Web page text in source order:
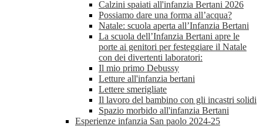
Calzini spaiati all'infanzia Bertani 2026
Possiamo dare una forma all’acqua?
Natale: scuola aperta all’Infanzia Bertani
La scuola dell’Infanzia Bertani apre le
porte ai genitori per festeggiare il Natale
con dei divertenti laboratori:
Il mio primo Debussy
Letture all'infanzia bertani
Lettere smerigliate
Il lavoro del bambino con gli incastri solidi
Spazio morbido all'infanzia Bertani
Esperienze infanzia San paolo 2024-25